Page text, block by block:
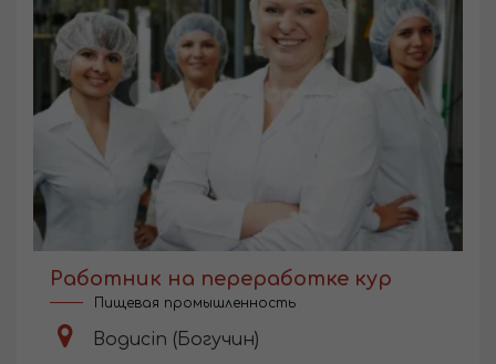
Работник на переработке кур
Пищевая промышленность
Bogucin (Богучин)